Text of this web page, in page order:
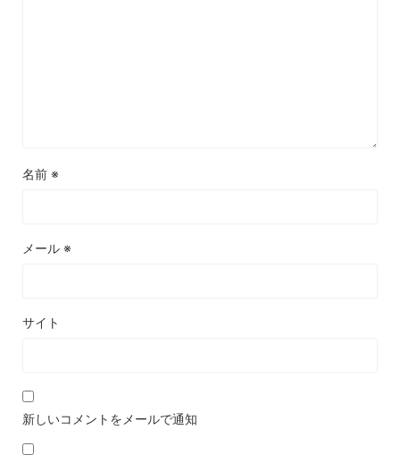
名前 ※
メール ※
サイト
新しいコメントをメールで通知